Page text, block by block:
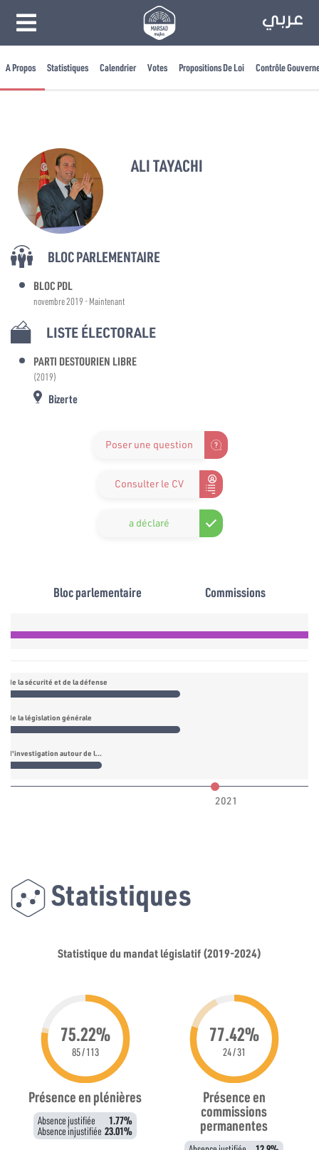
A Propos Statistiques Calendrier Votes Propositions De Loi Contrôle
ALI TAYACHI
BLOC PARLEMENTAIRE
BLOC PDL
novembre 2019 - Maintenant
LISTE ÉLECTORALE
PARTI DESTOURIEN LIBRE
(2019)
Bizerte
Poser une question
Consulter le CV
a déclaré
Bloc parlementaire Commissions
de la sécurité et de la défense
de la législation générale
Commission d'investigation autour de l'incident de Amdoun
2021
Statistiques
Statistique du mandat législatif (2019-2024)
75.22%
85 / 113
Présence en plénières
Absence justifiée 1.77%
Absence injustifiée 23.01%
77.42%
24 / 31
Présence en
commissions
permanentes